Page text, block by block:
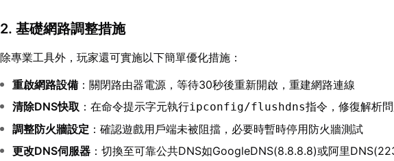
2. 基礎網路調整措施
除專業工具外，玩家還可實施以下簡單優化措施：
重啟網路設備 ：關閉路由器電源，等待30秒後重新開啟，重建網路連線
清除DNS快取 ：在命令提示字元執行ipconfig/flushdns指令，修復解析
調整防火牆設定 ：確認遊戲用戶端未被阻擋，必要時暫時停用防火牆測試
更改DNS伺服器 ：切換至可靠公共DNS如GoogleDNS(8.8.8.8)或阿里